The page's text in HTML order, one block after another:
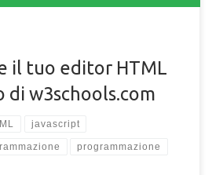
il tuo editor HTML
di w3schools.com
javascript
programmazione